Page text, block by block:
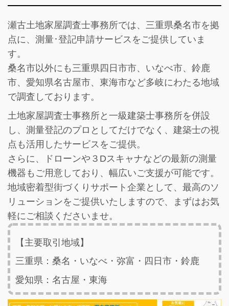
瀬古土地家屋調査士事務所では、三重県桑名市を拠
点に、測量･登記申請サービスをご提供していま
す。
桑名市以外にも三重県四日市市、いなべ市、鈴鹿
市、愛知県名古屋市、東海市など多岐にわたる地域
で調査しております。
土地家屋調査士事務所と一級建築士事務所を併設
し、 測量登記のプロとしてだけでなく、建築士の視
点も活用したサービス をご提供。
さらに、ドローンや３Dスキャナなどの最新の測量
機器もご用意しており、幅広いご支援が可能です。
地域密着型街づくりサポート企業として、最高のソ
リューションをご提供いたしますので、まずはお気
軽にご相談くださいませ。
【主要取引地域】
三重県：桑名・いなべ・弥富・四日市・鈴鹿
愛知県：名古屋・東海